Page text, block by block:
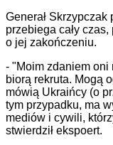
Generał
przebiega cały
o jej zakończeniu.
- "Moim zdaniem oni
biorą rekruta. Mogą
mówią Ukraińcy (o
tym przypadku, ma
mediów i cywili,
stwierdził ekspoert.